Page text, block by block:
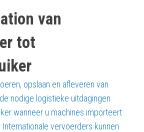
van
tot
opslaan en afleveren van
nodige logistieke uitdagingen
wanneer u machines importeert
vervoerders kunnen